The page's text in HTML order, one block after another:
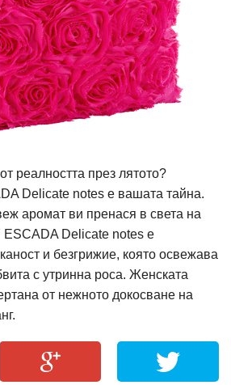
реалността през лятото?
Delicate notes е вашата тайна.
аромат ви пренася в света на
ESCADA Delicate notes е
и безгрижие, която освежава
с утринна роса. Женската
от нежното докосване на